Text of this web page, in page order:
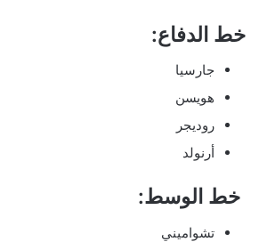
خط الدفاع:
جارسيا
هويسن
روديجر
أرنولد
خط الوسط:
تشواميني